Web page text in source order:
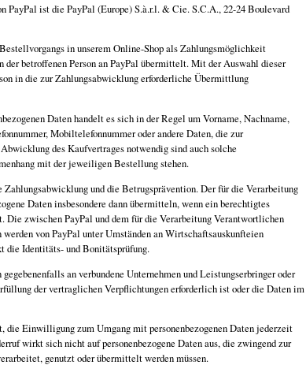
PayPal ist die PayPal (Europe) S.à.r.l. & Cie. S.C.A., 22-24 Boulevard
in unserem Online-Shop als Zahlungsmöglichkeit
der betroffenen Person an PayPal übermittelt. Mit der Auswahl dieser
in die zur Zahlungsabwicklung erforderliche Übermittlung
Daten handelt es sich in der Regel um Vorname, Nachname,
Mobiltelefonnummer oder andere Daten, die zur
des Kaufvertrages notwendig sind auch solche
mit der jeweiligen Bestellung stehen.
und die Betrugsprävention. Der für die Verarbeitung
Daten insbesondere dann übermitteln, wenn ein berechtigtes
Die zwischen PayPal und dem für die Verarbeitung Verantwortlichen
werden von PayPal unter Umständen an Wirtschaftsauskunfteien
Identitäts- und Bonitätsprüfung.
an verbundene Unternehmen und Leistungserbringer oder
der vertraglichen Verpflichtungen erforderlich ist oder die Daten im
die Einwilligung zum Umgang mit personenbezogenen Daten jederzeit
wirkt sich nicht auf personenbezogene Daten aus, die zwingend zur
genutzt oder übermittelt werden müssen.